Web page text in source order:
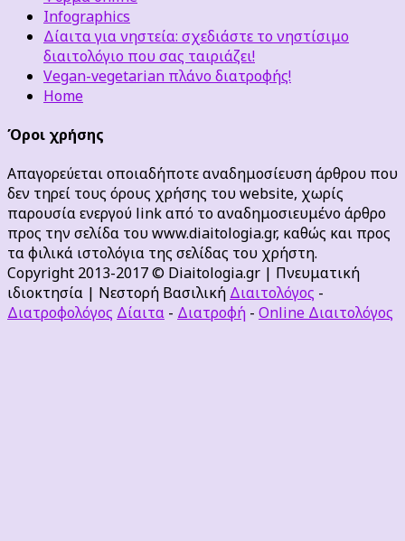
Infographics
Δίαιτα για νηστεία: σχεδιάστε το νηστίσιμο
διαιτολόγιο που σας ταιριάζει!
Vegan-vegetarian πλάνο διατροφής!
Home
Όροι χρήσης
Απαγορεύεται οποιαδήποτε αναδημοσίευση άρθρου που
δεν τηρεί τους όρους χρήσης του website, χωρίς
παρουσία ενεργού link από το αναδημοσιευμένο άρθρο
προς την σελίδα του www.diaitologia.gr, καθώς και προς
τα φιλικά ιστολόγια της σελίδας του χρήστη.
Copyright 2013-2017 © Diaitologia.gr | Πνευματική
ιδιοκτησία | Νεστορή Βασιλική Διαιτολόγος -
Διατροφολόγος Δίαιτα - Διατροφή - Online Διαιτολόγος